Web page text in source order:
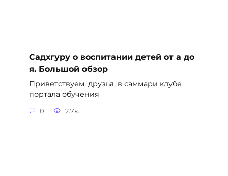
Садхгуру о воспитании детей от а до
я. Большой обзор
Приветствуем, друзья, в саммари клубе
портала обучения
0 2.7к.